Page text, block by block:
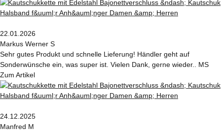
22.01.2026
Markus Werner S
Sehr gutes Produkt und schnelle Lieferung! Händler geht auf
Sonderwünsche ein, was super ist. Vielen Dank, gerne wieder.. MS
Zum Artikel
24.12.2025
Manfred M